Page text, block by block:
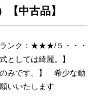
中古品】
ンク：★★★/５・・・
としては綺麗。】
のみです。】 希少な動
いいたします